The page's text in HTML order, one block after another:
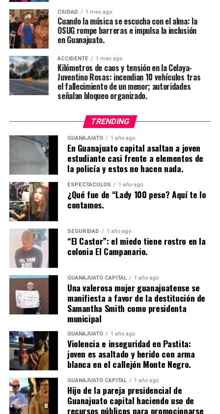
CIUDAD 1 mes ago
Cuando la música se escucha con el alma: la
OSUG rompe barreras e impulsa la inclusión
en Guanajuato.
ACCIDENTE 1 mes ago
Kilómetros de caos y tensión en la Celaya-
Juventino Rosas: incendian 10 vehículos tras
el fallecimiento de un menor; autoridades
señalan bloqueo organizado.
TRENDING
GUANAJUATO 1 año ago
En Guanajuato capital asaltan a joven
estudiante casi frente a elementos de
la policía y estos no hacen nada.
ESPECTÁCULOS 1 año ago
¿Qué fue de “Lady 100 peso? Aquí te lo
contamos.
SEGURIDAD 1 año ago
“El Castor”: el miedo tiene rostro en la
colonia El Campanario.
GUANAJUATO CAPITAL 1 año ago
Una valerosa mujer guanajuatense se
manifiesta a favor de la destitución de
Samantha Smith como presidenta
municipal
GUANAJUATO 1 año ago
Violencia e inseguridad en Pastita:
joven es asaltado y herido con arma
blanca en el callejón Monte Negro.
GUANAJUATO CAPITAL 1 año ago
Hijo de la pareja presidencial de
Guanajuato capital haciendo uso de
recursos públicos para promocionarse